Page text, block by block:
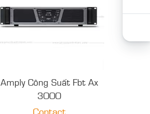
Amply Công Suất Fbt Ax
3000
Contact